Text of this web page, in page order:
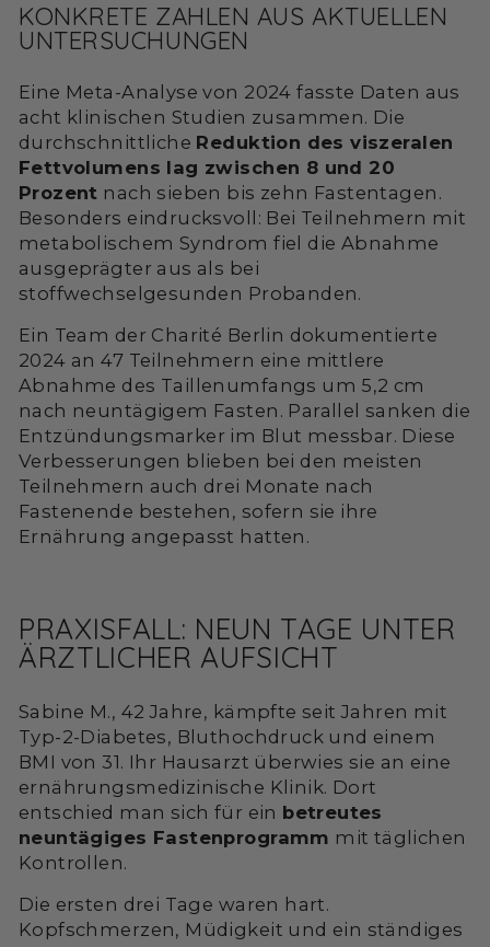
KONKRETE ZAHLEN AUS AKTUELLEN
UNTERSUCHUNGEN
Eine Meta-Analyse von 2024 fasste Daten aus
acht klinischen Studien zusammen. Die
durchschnittliche Reduktion des viszeralen
Fettvolumens lag zwischen 8 und 20
Prozent nach sieben bis zehn Fastentagen.
Besonders eindrucksvoll: Bei Teilnehmern mit
metabolischem Syndrom fiel die Abnahme
ausgeprägter aus als bei
stoffwechselgesunden Probanden.
Ein Team der Charité Berlin dokumentierte
2024 an 47 Teilnehmern eine mittlere
Abnahme des Taillenumfangs um 5,2 cm
nach neuntägigem Fasten. Parallel sanken die
Entzündungsmarker im Blut messbar. Diese
Verbesserungen blieben bei den meisten
Teilnehmern auch drei Monate nach
Fastenende bestehen, sofern sie ihre
Ernährung angepasst hatten.
PRAXISFALL: NEUN TAGE UNTER
ÄRZTLICHER AUFSICHT
Sabine M., 42 Jahre, kämpfte seit Jahren mit
Typ-2-Diabetes, Bluthochdruck und einem
BMI von 31. Ihr Hausarzt überwies sie an eine
ernährungsmedizinische Klinik. Dort
entschied man sich für ein betreutes
neuntägiges Fastenprogramm mit täglichen
Kontrollen.
Die ersten drei Tage waren hart.
Kopfschmerzen, Müdigkeit und ein ständiges